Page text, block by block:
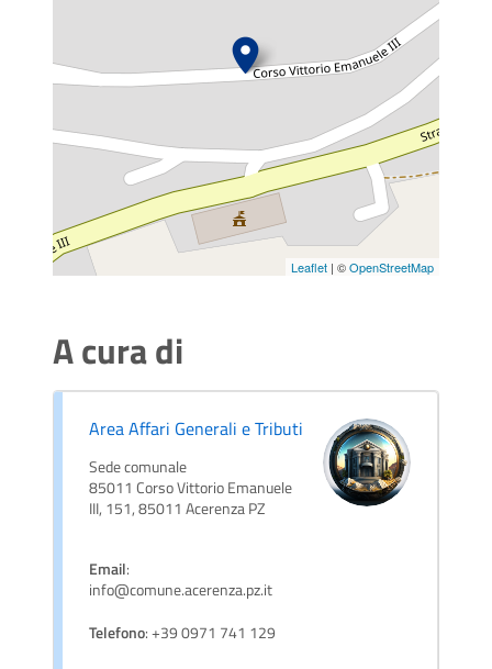
Leaflet | ©OpenStreetMap
A cura di
Area Affari Generali e Tributi
Sede comunale
85011 Corso Vittorio Emanuele
III, 151, 85011 Acerenza PZ
Email:
info@comune.acerenza.pz.it
Telefono: +39 0971 741 129